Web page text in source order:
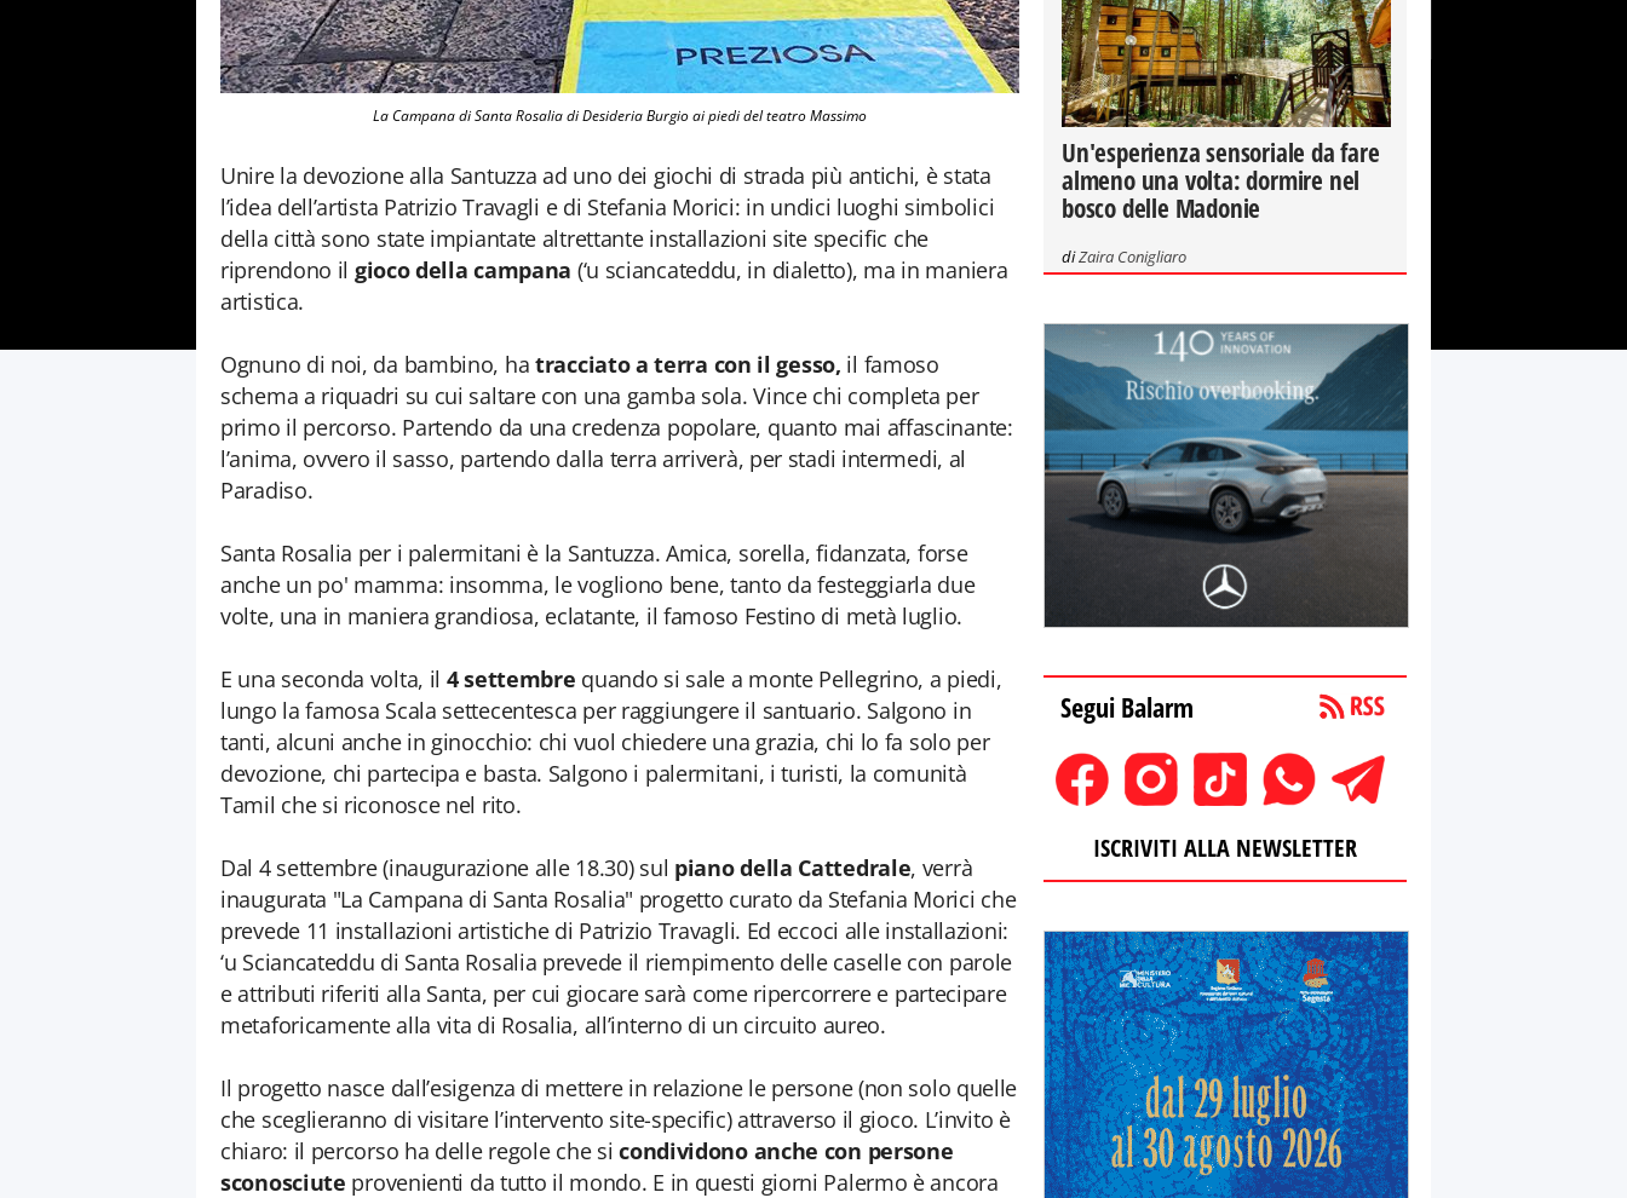
La Campana di Santa Rosalia di Desideria Burgio ai piedi del teatro Massimo
Unire la devozione alla Santuzza ad uno dei giochi di strada più antichi, è stata
l’idea dell’artista Patrizio Travagli e di Stefania Morici: in undici luoghi simbolici
della città sono state impiantate altrettante installazioni site specific che
riprendono il gioco della campana (‘u sciancateddu, in dialetto), ma in maniera
artistica.
Ognuno di noi, da bambino, ha tracciato a terra con il gesso, il famoso
schema a riquadri su cui saltare con una gamba sola. Vince chi completa per
primo il percorso. Partendo da una credenza popolare, quanto mai affascinante:
l’anima, ovvero il sasso, partendo dalla terra arriverà, per stadi intermedi, al
Paradiso.
Santa Rosalia per i palermitani è la Santuzza. Amica, sorella, fidanzata, forse
anche un po' mamma: insomma, le vogliono bene, tanto da festeggiarla due
volte, una in maniera grandiosa, eclatante, il famoso Festino di metà luglio.
E una seconda volta, il 4 settembre quando si sale a monte Pellegrino, a piedi,
lungo la famosa Scala settecentesca per raggiungere il santuario. Salgono in
tanti, alcuni anche in ginocchio: chi vuol chiedere una grazia, chi lo fa solo per
devozione, chi partecipa e basta. Salgono i palermitani, i turisti, la comunità
Tamil che si riconosce nel rito.
Dal 4 settembre (inaugurazione alle 18.30) sul piano della Cattedrale, verrà
inaugurata "La Campana di Santa Rosalia" progetto curato da Stefania Morici che
prevede 11 installazioni artistiche di Patrizio Travagli. Ed eccoci alle installazioni:
‘u Sciancateddu di Santa Rosalia prevede il riempimento delle caselle con parole
e attributi riferiti alla Santa, per cui giocare sarà come ripercorrere e partecipare
metaforicamente alla vita di Rosalia, all’interno di un circuito aureo.
Il progetto nasce dall’esigenza di mettere in relazione le persone (non solo quelle
che sceglieranno di visitare l’intervento site-specific) attraverso il gioco. L’invito è
chiaro: il percorso ha delle regole che si condividono anche con persone
sconosciute provenienti da tutto il mondo. E in questi giorni Palermo è ancora
Un'esperienza sensoriale da fare
almeno una volta: dormire nel
bosco delle Madonie
diZaira Conigliaro
Segui Balarm
ISCRIVITI ALLA NEWSLETTER